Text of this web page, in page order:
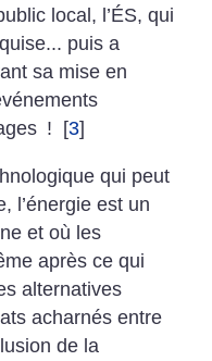
local, l’ÉS, qui
puis a
sa mise en
! [3]
qui peut
l’énergie est un
et où les
après ce qui
alternatives
acharnés entre
de la